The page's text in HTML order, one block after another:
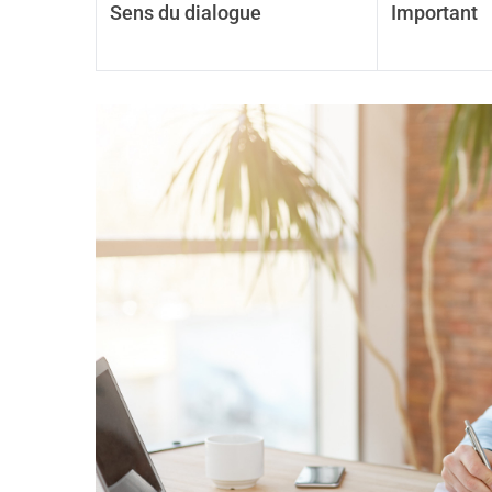
Sens du dialogue Important